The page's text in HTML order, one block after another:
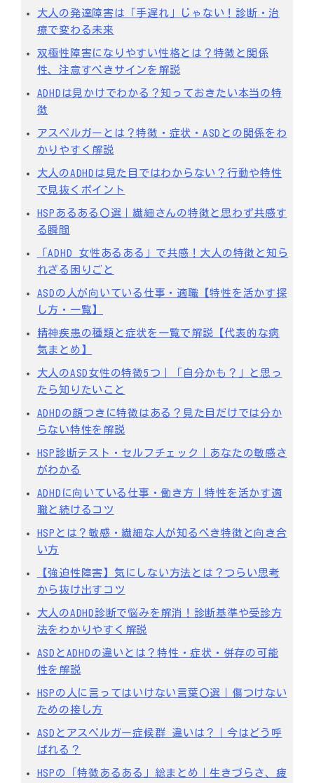
大人の発達障害は「手遅れ」じゃない！診断・治
療で変わる未来
双極性障害になりやすい性格とは？特徴と関係
性、注意すべきサインを解説
ADHDは見かけでわかる？知っておきたい本当の特
徴
アスペルガーとは？特徴・症状・ASDとの関係をわ
かりやすく解説
大人のADHDは見た目ではわからない？行動や特性
で見抜くポイント
HSPあるある〇選｜繊細さんの特徴と思わず共感す
る瞬間
「ADHD 女性あるある」で共感！大人の特徴と知ら
れざる困りごと
ASDの人が向いている仕事・適職【特性を活かす探
し方・一覧】
精神疾患の種類と症状を一覧で解説【代表的な病
気まとめ】
大人のASD女性の特徴5つ｜「自分かも？」と思っ
たら知りたいこと
ADHDの顔つきに特徴はある？見た目だけでは分か
らない特性を解説
HSP診断テスト・セルフチェック｜あなたの敏感さ
がわかる
ADHDに向いている仕事・働き方｜特性を活かす適
職と続けるコツ
HSPとは？敏感・繊細な人が知るべき特徴と向き合
い方
【強迫性障害】気にしない方法とは？つらい思考
から抜け出すコツ
大人のADHD診断で悩みを解消！診断基準や受診方
法をわかりやすく解説
ASDとADHDの違いとは？特性・症状・併存の可能
性を解説
HSPの人に言ってはいけない言葉〇選｜傷つけない
ための接し方
ASDとアスペルガー症候群 違いは？｜今はどう呼
ばれる？
HSPの「特徴あるある」総まとめ｜生きづらさ、疲